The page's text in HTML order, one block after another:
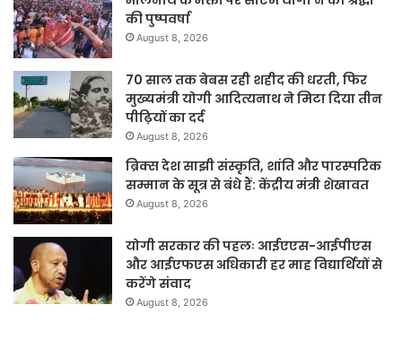
की पुष्पवर्षा
August 8, 2026
70 साल तक बेबस रही शहीद की धरती, फिर
मुख्यमंत्री योगी आदित्यनाथ ने मिटा दिया तीन
पीढ़ियों का दर्द
August 8, 2026
ब्रिक्स देश साझी संस्कृति, शांति और पारस्परिक
सम्मान के सूत्र से बंधे हैं: केंद्रीय मंत्री शेखावत
August 8, 2026
योगी सरकार की पहलः आईएएस-आईपीएस
और आईएफएस अधिकारी हर माह विद्यार्थियों से
करेंगे संवाद
August 8, 2026